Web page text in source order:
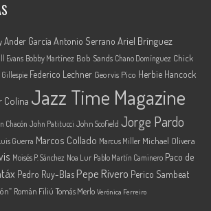
Ander García Antonio Serrano Ariel Brínguez
Evans Bobby Martínez Bob Sands Chano Domínguez Chick
Federico Lechner Georvis Pico Herbie Hancock
Colina Jazz Time Magazine
Chacón John Patitucci John Scofield Jorge Pardo
Guerra Marcos Collado Marcus Miller Michael Olivera
Moisés P. Sánchez Noa Lur Pablo Martín Caminero Paco de
Pedro Ruy-Blas Pepe Rivero Perico Sambeat
Román Filiú Tomás Merlo Verónica Ferreiro